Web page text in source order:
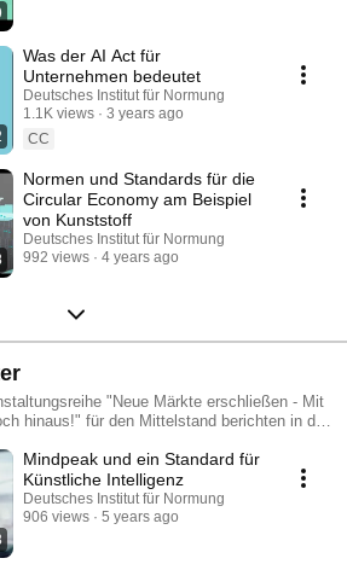
Was der AI Act für
Unternehmen bedeutet
Deutsches Institut für Normung
1.1K views
3 years ago
CC
Normen und Standards für die
Circular Economy am Beispiel
von Kunststoff
Deutsches Institut für Normung
992 views
4 years ago
"Neue Märkte erschließen - Mit
hinaus!" für den Mittelstand berichten in der
Vorteilen für ihr Unternehmen.
Mindpeak und ein Standard für
Künstliche Intelligenz
Deutsches Institut für Normung
906 views
5 years ago